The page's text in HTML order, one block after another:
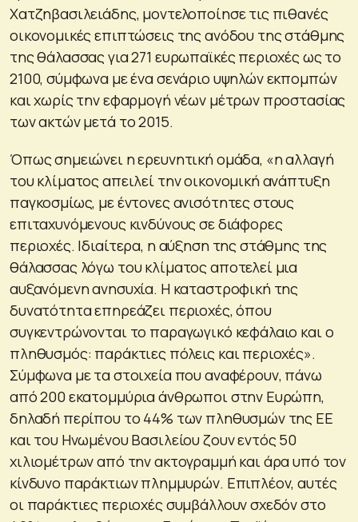
Χατζηβασιλειάδης, μοντελοποίησε τις πιθανές
οικονομικές επιπτώσεις της ανόδου της στάθμης
της θάλασσας για 271 ευρωπαϊκές περιοχές ως το
2100, σύμφωνα με ένα σενάριο υψηλών εκπομπών
και χωρίς την εφαρμογή νέων μέτρων προστασίας
των ακτών μετά το 2015.
Όπως σημειώνει η ερευνητική ομάδα, «η αλλαγή
του κλίματος απειλεί την οικονομική ανάπτυξη
παγκοσμίως, με έντονες ανισότητες στους
επιταχυνόμενους κινδύνους σε διάφορες
περιοχές. Ιδιαίτερα, η αύξηση της στάθμης της
θάλασσας λόγω του κλίματος αποτελεί μια
αυξανόμενη ανησυχία. Η καταστροφική της
δυνατότητα επηρεάζει περιοχές, όπου
συγκεντρώνονται το παραγωγικό κεφάλαιο και ο
πληθυσμός: παράκτιες πόλεις και περιοχές».
Σύμφωνα με τα στοιχεία που αναφέρουν, πάνω
από 200 εκατομμύρια άνθρωποι στην Ευρώπη,
δηλαδή περίπου το 44% των πληθυσμών της ΕΕ
και του Ηνωμένου Βασιλείου ζουν εντός 50
χιλιομέτρων από την ακτογραμμή και άρα υπό τον
κίνδυνο παράκτιων πλημμυρών. Επιπλέον, αυτές
οι παράκτιες περιοχές συμβάλλουν σχεδόν στο